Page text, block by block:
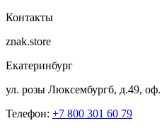
Контакты
znak.store
Екатеринбург
ул. розы Люксембургб, д.49, оф.
Телефон: +7 800 301 60 79